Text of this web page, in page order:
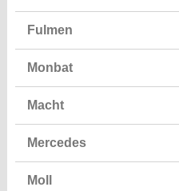
Fulmen
Monbat
Macht
Mercedes
Moll